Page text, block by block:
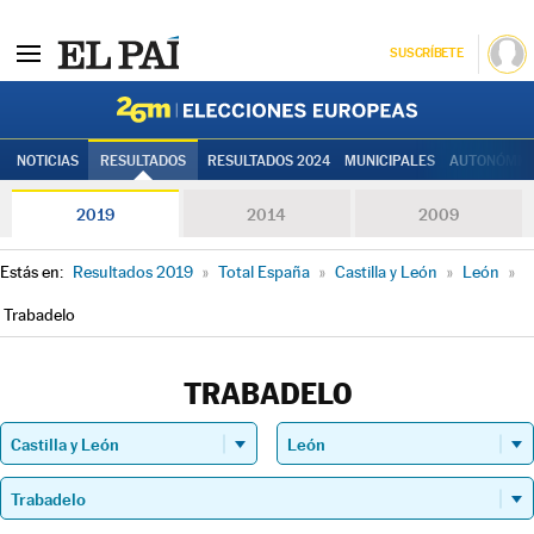
SUSCRÍBETE
NOTICIAS RESULTADOS RESULTADOS 2024 MUNICIPALES
2019 2014 2009
Estás en: Resultados 2019 » Total España » Castilla y León » León »
Trabadelo
TRABADELO